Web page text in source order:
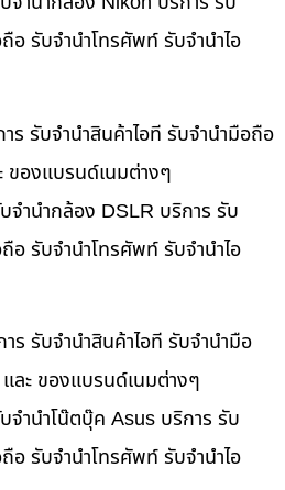
อ รับจำนำโทรศัพท์ รับจำนำไอ
ร รับจำนำสินค้าไอที รับจำนำมือถือ
ของแบรนด์เนมต่างๆ
จำนำกล้อง DSLR บริการ รับ
อ รับจำนำโทรศัพท์ รับจำนำไอ
ร รับจำนำสินค้าไอที รับจำนำมือ
ละ ของแบรนด์เนมต่างๆ
ำนำโน๊ตบุ๊ค Asus บริการ รับ
อ รับจำนำโทรศัพท์ รับจำนำไอ